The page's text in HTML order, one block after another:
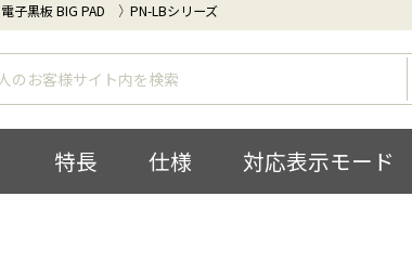
電子黒板 BIG PAD PN-LBシリーズ
特長 仕様 対応表示モード